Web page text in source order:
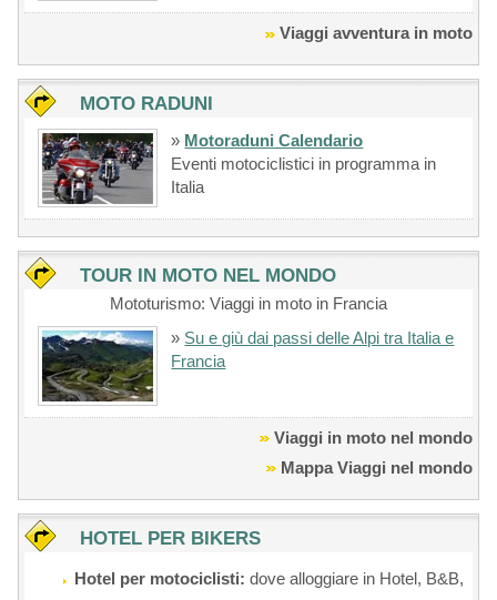
Viaggi avventura in moto
MOTO RADUNI
» Motoraduni Calendario
Eventi motociclistici in programma in
Italia
TOUR IN MOTO NEL MONDO
Mototurismo: Viaggi in moto in Francia
» Su e giù dai passi delle Alpi tra Italia e
Francia
Viaggi in moto nel mondo
Mappa Viaggi nel mondo
HOTEL PER BIKERS
Hotel per motociclisti: dove alloggiare in Hotel, B&B,